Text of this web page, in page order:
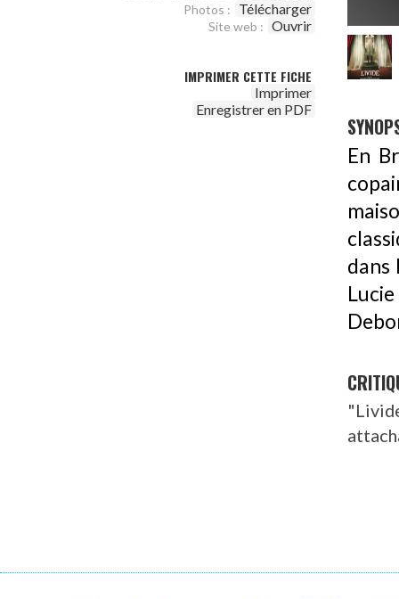
Photos : Télécharger
Site web : Ouvrir
IMPRIMER CETTE FICHE
Imprimer
Enregistrer en PDF
En
dans